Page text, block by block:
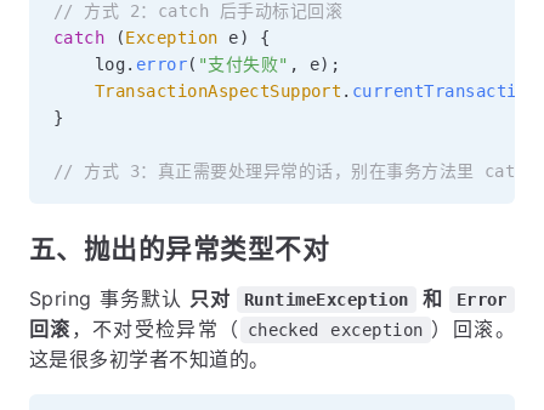
// 方式 2：catch 后手动标记回滚
catch
(Exception e)
{
    log
. error( "支付失败" , e) ;
TransactionAspectSupport .
}
// 方式 3：真正需要处理异常的话，别在事务方法里 catch
五、抛出的异常类型不对
Spring 事务默认 只对 RuntimeException 和 Error
回滚 ，不对受检异常（ checked exception ）回滚。
这是很多初学者不知道的。